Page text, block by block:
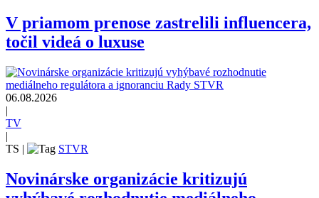
V priamom prenose zastrelili influencera,
točil videá o luxuse
06.08.2026
|
TV
|
TS | STVR
Novinárske organizácie kritizujú